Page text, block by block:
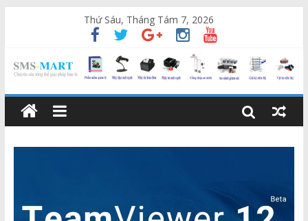
Thứ Sáu, Tháng Tám 7, 2026